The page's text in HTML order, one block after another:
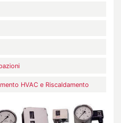
HVAC e Riscaldamento